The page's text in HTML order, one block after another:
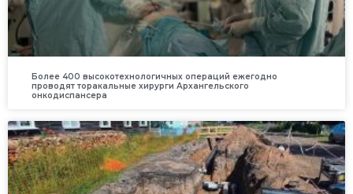
Более 400 высокотехнологичных операций ежегодно
проводят торакальные хирурги Архангельского
онкодиспансера